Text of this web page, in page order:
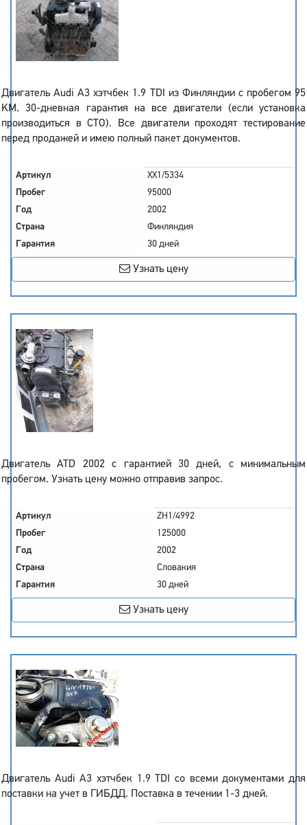
Двигатель Audi A3 хэтчбек 1.9 TDI из Финляндии с пробегом 95
KM. 30-дневная гарантия на все двигатели (если установка
производиться в СТО). Все двигатели проходят тестирование
перед продажей и имею полный пакет документов.
Артикул
XX1/5334
Пробег
95000
Год
2002
Страна
Финляндия
Гарантия
30 дней
Узнать цену
Двигатель ATD 2002 с гарантией 30 дней, с минимальным
пробегом. Узнать цену можно отправив запрос.
Артикул
ZH1/4992
Пробег
125000
Год
2002
Страна
Словакия
Гарантия
30 дней
Узнать цену
Двигатель Audi A3 хэтчбек 1.9 TDI со всеми документами для
поставки на учет в ГИБДД. Поставка в течении 1-3 дней.